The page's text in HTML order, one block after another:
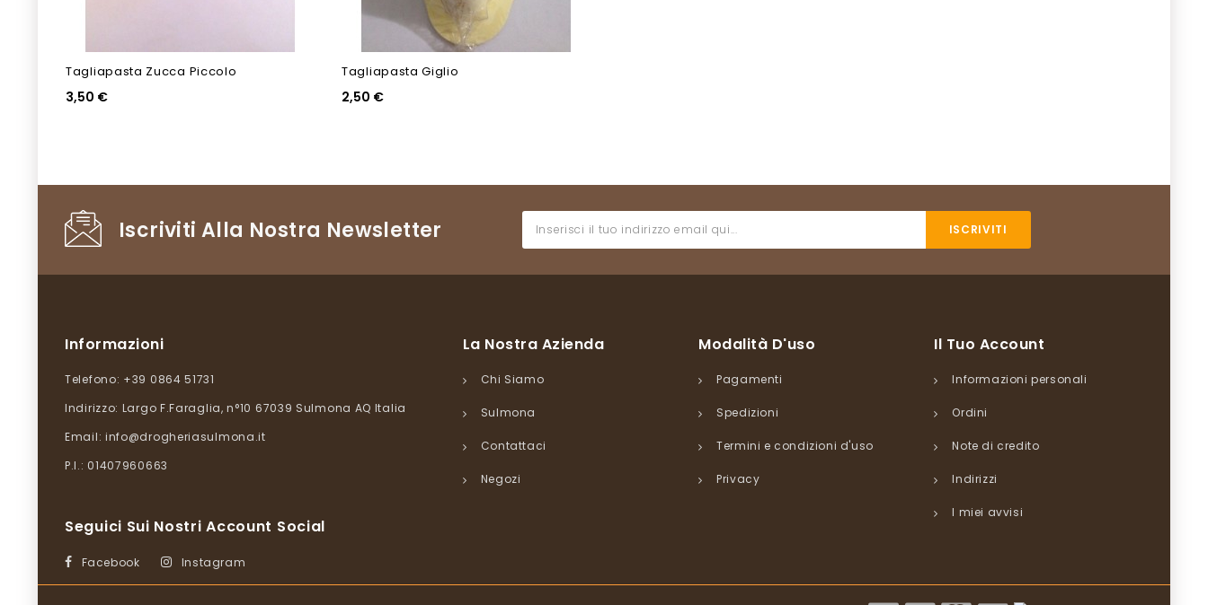
Tagliapasta Zucca Piccolo
3,50 €
Tagliapasta Giglio
2,50 €
Iscriviti Alla Nostra Newsletter
Informazioni
Telefono: +39 0864 51731
Indirizzo: Largo F.Faraglia, n°10 67039 Sulmona AQ Italia
Email: info@drogheriasulmona.it
P.I.: 01407960663
La Nostra Azienda
Chi Siamo
Sulmona
Contattaci
Negozi
Modalità D'uso
Pagamenti
Spedizioni
Termini e condizioni d'uso
Privacy
Il Tuo Account
Informazioni personali
Ordini
Note di credito
Indirizzi
I miei avvisi
Seguici Sui Nostri Account Social
Facebook Instagram